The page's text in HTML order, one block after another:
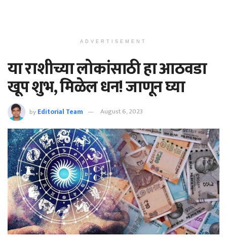
ADVERTISEMENT
या राशीच्या लोकांसाठी हा आठवडा
खूप शुभ, मिळेल धन! जाणून घ्या
byEditorial Team August 6, 2023